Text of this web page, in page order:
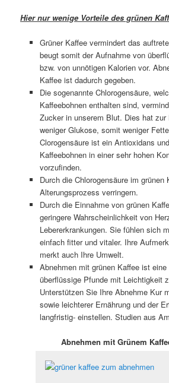
Hier nur wenige Vorteile des grünen
Grüner Kaffee vermindert das
beugt somit der Aufnahme von
bzw. von unnötigen Kalorien vor.
Kaffee ist dadurch gegeben.
Die sogenannte Chlorogensäure,
Kaffeebohnen enthalten sind,
Zucker in unserem Blut. Dies hat zur
weniger Glukose, somit weniger
Clorogensäure ist ein Antioxidans
Kaffeebohnen in einer sehr hohen
vorzufinden.
Durch die Chlorogensäure im grünen
Alterungsprozess verringern.
Durch die Einnahme von grünen
geringere Wahrscheinlichkeit von
Lebererkrankungen. Sie fühlen sich
einfach fitter und vitaler. Ihre
merkt auch Ihre Umwelt.
Abnehmen mit grünen Kaffee ist
überflüssige Pfunde mit Leichtigkeit
Unterstützen Sie Ihre Abnehme Kur
sowie leichterer Ernährung und der
langfristig- einstellen. Studien aus
Abnehmen mit Grünem